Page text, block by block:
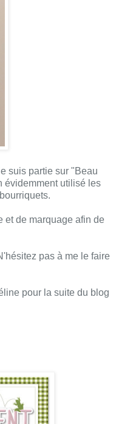
suis partie sur "Beau
évidemment utilisé les
et de marquage afin de
pas à me le faire
pour la suite du blog